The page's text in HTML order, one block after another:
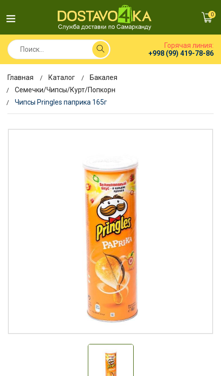
0
Горячая линия:
+998 (99) 419-78-86
Главная Каталог
Бакалея
Семечки/Чипсы/Курт/Попкорн
Чипсы Pringles паприка 165г